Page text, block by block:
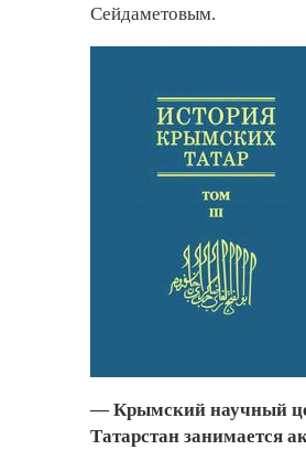
Сейдаметовым.
— Крымский научный
Татарстан занимается